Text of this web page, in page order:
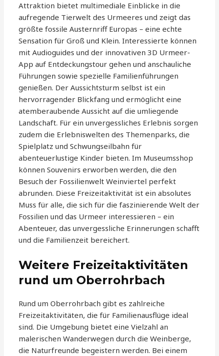
Attraktion bietet multimediale Einblicke in die
aufregende Tierwelt des Urmeeres und zeigt das
größte fossile Austernriff Europas – eine echte
Sensation für Groß und Klein. Interessierte können
mit Audioguides und der innovativen 3D Urmeer-
App auf Entdeckungstour gehen und anschauliche
Führungen sowie spezielle Familienführungen
genießen. Der Aussichtsturm selbst ist ein
hervorragender Blickfang und ermöglicht eine
atemberaubende Aussicht auf die umliegende
Landschaft. Für ein unvergessliches Erlebnis sorgen
zudem die Erlebniswelten des Themenparks, die
Spielplatz und Schwungseilbahn für
abenteuerlustige Kinder bieten. Im Museumsshop
können Souvenirs erworben werden, die den
Besuch der Fossilienwelt Weinviertel perfekt
abrunden. Diese Freizeitaktivität ist ein absolutes
Muss für alle, die sich für die faszinierende Welt der
Fossilien und das Urmeer interessieren – ein
Abenteuer, das unvergessliche Erinnerungen schafft
und die Familienzeit bereichert.
Weitere Freizeitaktivitäten
rund um Oberrohrbach
Rund um Oberrohrbach gibt es zahlreiche
Freizeitaktivitäten, die für Familienausflüge ideal
sind. Die Umgebung bietet eine Vielzahl an
malerischen Wanderwegen durch die Weinberge,
die Naturfreunde begeistern werden. Bei einem